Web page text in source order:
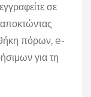
σε
πόρων, e-
για τη